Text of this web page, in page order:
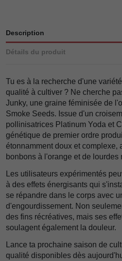
Description
Détails du produit
Tu es à la recherche d'une
qualité à cultiver ? Ne cherche
Junky, une graine féminisée de
Smoke Seeds. Issue d'un
pollinisatrices Platinum Yoda et
génétique de premier ordre
étonnamment doux et complexe,
bonbons à l'orange et de lourdes
Les utilisateurs expérimentés
à des effets énergisants qui
se répandre dans le corps avec
d'engourdissement. Non
des fins récréatives, mais ses
soulagent également la douleur.
Lance ta prochaine saison de
qualité disponibles dès